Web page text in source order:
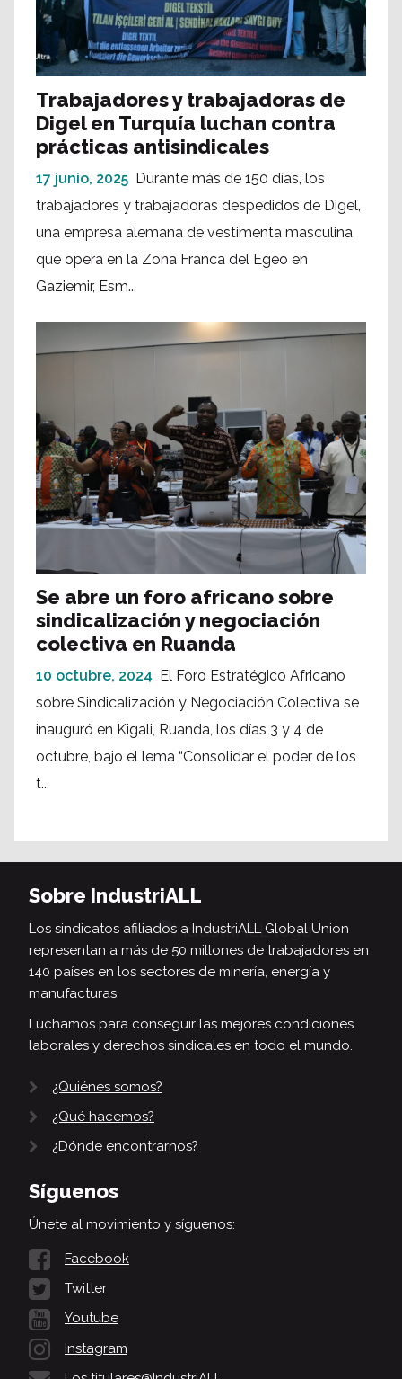
Trabajadores y trabajadoras de
Digel en Turquía luchan contra
prácticas antisindicales
17 junio, 2025 Durante más de 150 días, los
trabajadores y trabajadoras despedidos de Digel,
una empresa alemana de vestimenta masculina
que opera en la Zona Franca del Egeo en
Gaziemir, Esm...
Se abre un foro africano sobre
sindicalización y negociación
colectiva en Ruanda
10 octubre, 2024 El Foro Estratégico Africano
sobre Sindicalización y Negociación Colectiva se
inauguró en Kigali, Ruanda, los días 3 y 4 de
octubre, bajo el lema “Consolidar el poder de los
t...
Sobre IndustriALL
Los sindicatos afiliados a IndustriALL Global Union
representan a más de 50 millones de trabajadores en
140 países en los sectores de minería, energía y
manufacturas.
Luchamos para conseguir las mejores condiciones
laborales y derechos sindicales en todo el mundo.
¿Quiénes somos?
¿Qué hacemos?
¿Dónde encontrarnos?
Síguenos
Únete al movimiento y síguenos:
Facebook
Twitter
Youtube
Instagram